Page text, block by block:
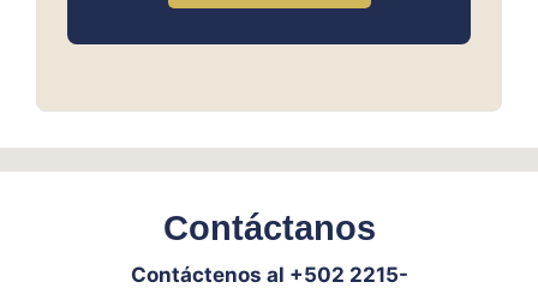
Contáctanos
Contáctenos al +502 2215-